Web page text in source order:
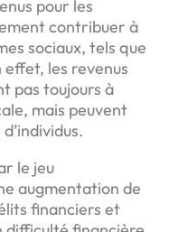
pour les
contribuer à
sociaux, tels que
les revenus
pas toujours à
mais peuvent
le jeu
augmentation de
financiers et